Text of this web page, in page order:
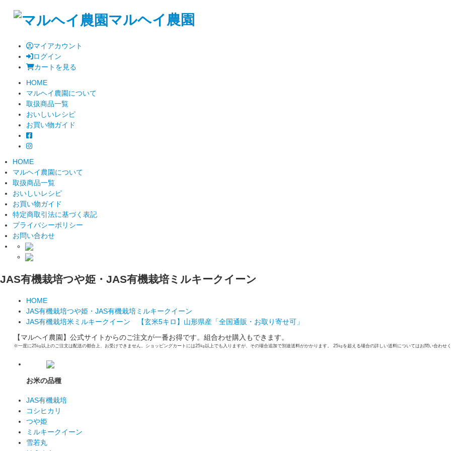
マルヘイ農園
マイアカウント
ログイン
カートを見る
HOME
マルヘイ農園について
取扱商品一覧
おいしいレシピ
お買い物ガイド
HOME
マルヘイ農園について
取扱商品一覧
おいしいレシピ
お買い物ガイド
特定商取引法に基づく表記
プライバシーポリシー
お問い合わせ
JAS有機栽培つや姫・JAS有機栽培ミルキークイーン
HOME
JAS有機栽培つや姫・JAS有機栽培ミルキークイーン
JAS有機栽培米ミルキークイーン 【玄米5キロ】山形県産「全国通販・お取り寄せ可」
【マルヘイ農園】公式サイトからのご注文が一番お得です。組合わせ購入もできます。
※一度に25㎏以上のご注文は配送の都合上、お受けできません。ショッピングカートには25㎏以上でも入りますが、その場合追加で別途送料がかかります。 25㎏を超える場合の詳しい送料についてはお問い合わせ
お米の品種
JAS有機栽培
コシヒカリ
つや姫
ミルキークイーン
雪若丸